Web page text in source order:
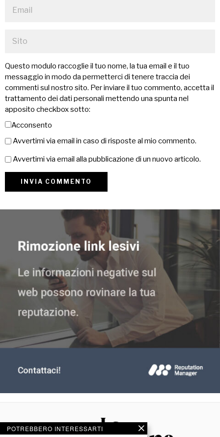
Questo modulo raccoglie il tuo nome, la tua email e il tuo
messaggio in modo da permetterci di tenere traccia dei
commenti sul nostro sito. Per inviare il tuo commento, accetta il
trattamento dei dati personali mettendo una spunta nel
apposito checkbox sotto:
Acconsento
Avvertimi via email in caso di risposte al mio commento.
Avvertimi via email alla pubblicazione di un nuovo articolo.
POTREBBERO INTERESSARTI